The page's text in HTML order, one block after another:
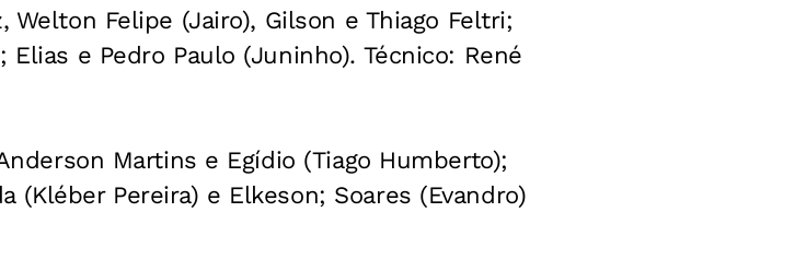
Welton Felipe (Jairo), Gilson e Thiago Feltri;
e Pedro Paulo (Juninho). Técnico: René
Martins e Egídio (Tiago Humberto);
(Kléber Pereira) e Elkeson; Soares (Evandro)